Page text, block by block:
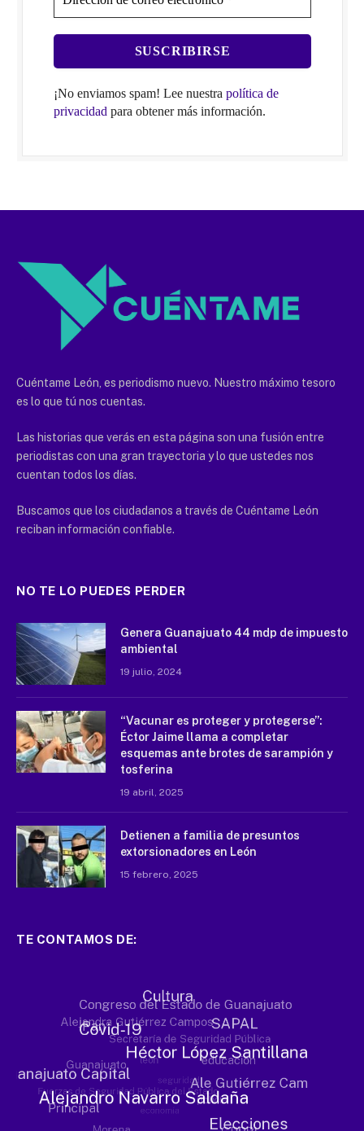
¡No enviamos spam! Lee nuestra política de
privacidad para obtener más información.
Cuéntame León, es periodismo nuevo. Nuestro máximo tesoro
es lo que tú nos cuentas.
Las historias que verás en esta página son una fusión entre
periodistas con una gran trayectoria y lo que ustedes nos
cuentan todos los días.
Buscamos que los ciudadanos a través de Cuéntame León
reciban información confiable.
NO TE LO PUEDES PERDER
Genera Guanajuato 44 mdp de impuesto
ambiental
19 julio, 2024
“Vacunar es proteger y protegerse”:
Éctor Jaime llama a completar
esquemas ante brotes de sarampión y
tosferina
19 abril, 2025
Detienen a familia de presuntos
extorsionadores en León
15 febrero, 2025
TE CONTAMOS DE: